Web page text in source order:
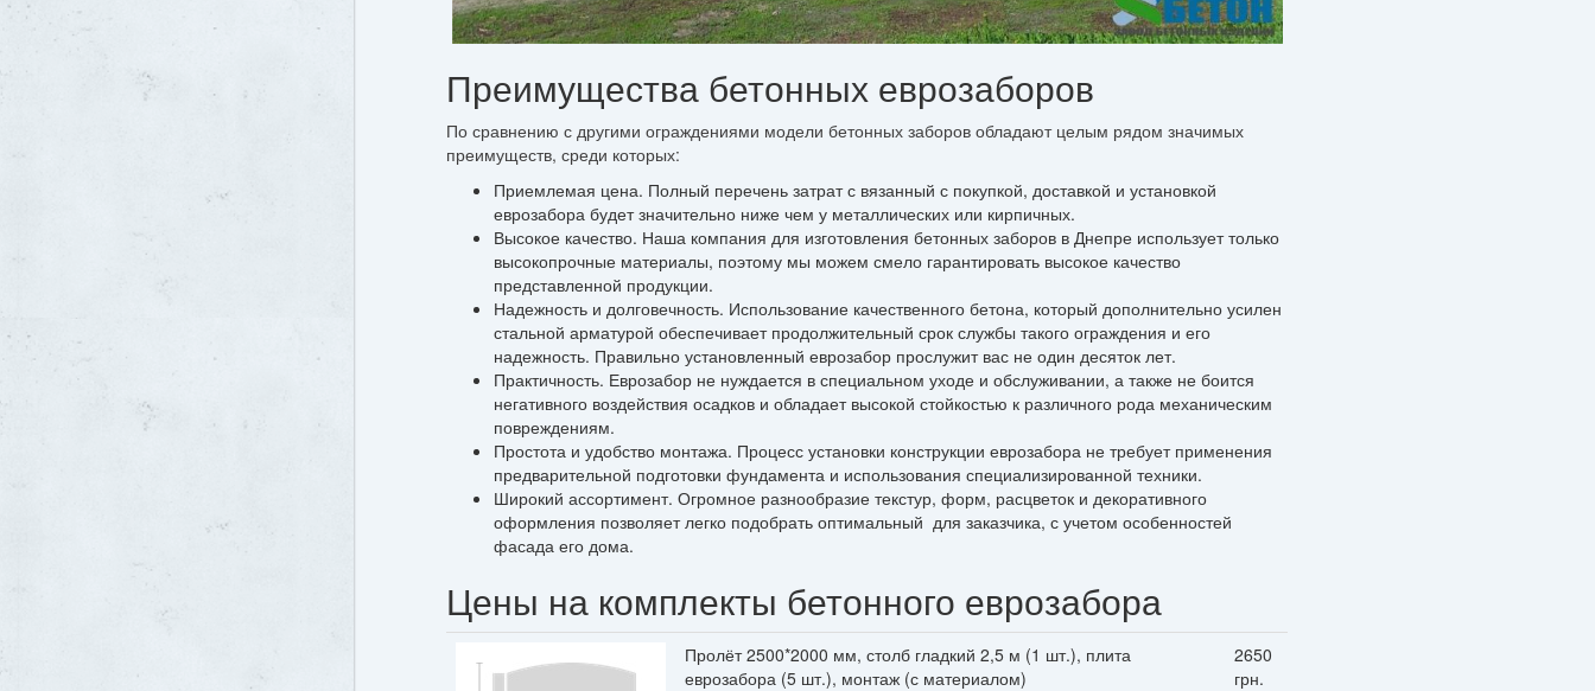
Преимущества бетонных еврозаборов
По сравнению с другими ограждениями модели бетонных заборов обладают целым рядом значимых
преимуществ, среди которых:
Приемлемая цена. Полный перечень затрат с вязанный с покупкой, доставкой и установкой
еврозабора будет значительно ниже чем у металлических или кирпичных.
Высокое качество. Наша компания для изготовления бетонных заборов в Днепре использует только
высокопрочные материалы, поэтому мы можем смело гарантировать высокое качество
представленной продукции.
Надежность и долговечность. Использование качественного бетона, который дополнительно усилен
стальной арматурой обеспечивает продолжительный срок службы такого ограждения и его
надежность. Правильно установленный еврозабор прослужит вас не один десяток лет.
Практичность. Еврозабор не нуждается в специальном уходе и обслуживании, а также не боится
негативного воздействия осадков и обладает высокой стойкостью к различного рода механическим
повреждениям.
Простота и удобство монтажа. Процесс установки конструкции еврозабора не требует применения
предварительной подготовки фундамента и использования специализированной техники.
Широкий ассортимент. Огромное разнообразие текстур, форм, расцветок и декоративного
оформления позволяет легко подобрать оптимальный для заказчика, с учетом особенностей
фасада его дома.
Цены на комплекты бетонного еврозабора
Пролёт 2500*2000 мм, столб гладкий 2,5 м (1 шт.), плита
еврозабора (5 шт.), монтаж (с материалом)
2650
грн.